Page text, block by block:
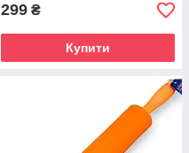
299 ₴
Купити